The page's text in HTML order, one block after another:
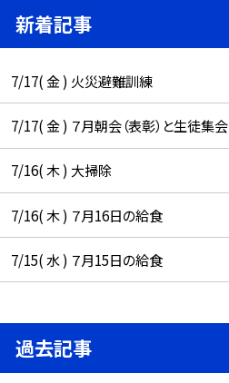
新着記事
7/17( 金 ) 火災避難訓練
7/17( 金 ) ７月朝会（表彰）と生徒集会
7/16( 木 ) 大掃除
7/16( 木 ) ７月16日の給食
7/15( 水 ) ７月15日の給食
過去記事